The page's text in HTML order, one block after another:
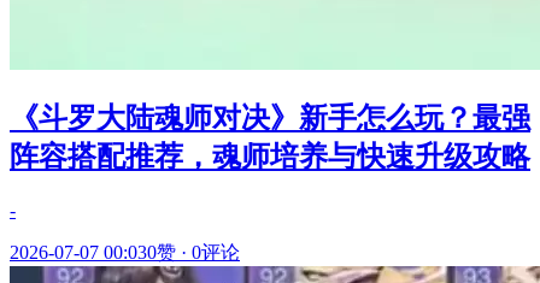
《斗罗大陆魂师对决》新手怎么玩？最强
阵容搭配推荐，魂师培养与快速升级攻略
-
2026-07-07 00:030赞 · 0评论